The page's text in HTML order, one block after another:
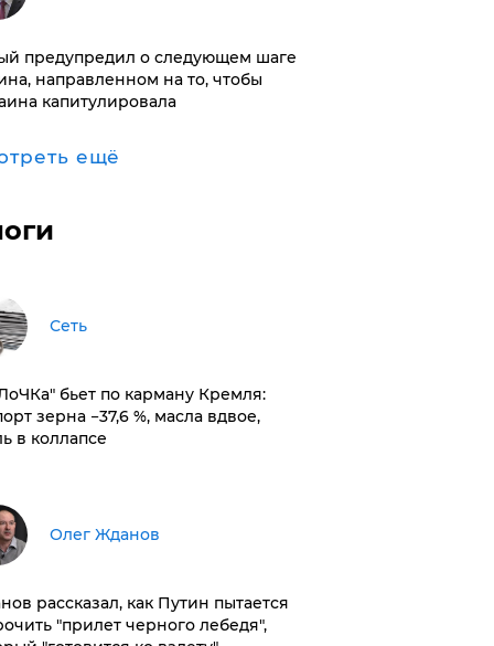
предупредил о следующем шаге
направленном на то, чтобы
капитулировала
ещё
Сеть
бьет по карману Кремля:
зерна −37,6 %, масла вдвое,
в коллапсе
Олег Жданов
рассказал, как Путин пытается
"прилет черного лебедя",